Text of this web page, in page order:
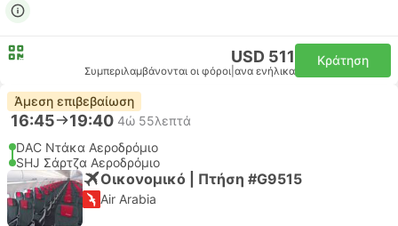
USD 511
Συμπεριλαμβάνονται οι φόροι ανα ενήλικα
Κράτηση
Άμεση επιβεβαίωση
16:45 19:40 4ώ 55λεπτά
DAC Ντάκα Αεροδρόμιο
SHJ Σάρτζα Αεροδρόμιο
Οικονομικό | Πτήση #G9515
Air Arabia